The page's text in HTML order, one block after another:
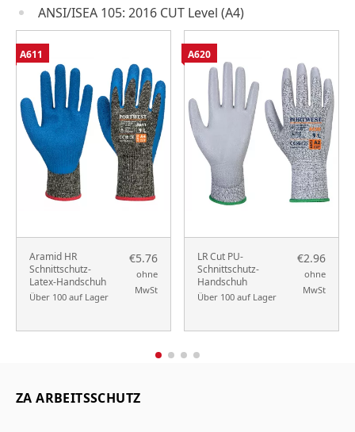
ANSI/ISEA 105: 2016 CUT Level (A4)
Aramid HR
Schnittschutz-
Latex-Handschuh
Über 100 auf Lager
€5.76
ohne
MwSt
A611
LR Cut PU-
Schnittschutz-
Handschuh
Über 100 auf Lager
€2.96
ohne
MwSt
A620
ZA ARBEITSSCHUTZ